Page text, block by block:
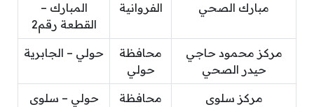
مبارك الصحي
الفروانية
المبارك –
القطعة رقم2
مركز محمود حاجي
حيدر الصحي
محافظة
حولي
حولي – الجابرية
مركز سلوى
محافظة
حولي – سلوى